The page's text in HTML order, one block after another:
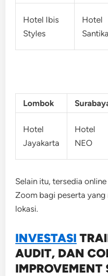
Hotel Ibis
Styles
Hotel
Santika
Lombok
Hotel
Jayakarta
Hotel
NEO
Selain itu, tersedia
Zoom bagi peserta
lokasi.
INVESTASI
AUDIT, DAN
IMPROVEMENT